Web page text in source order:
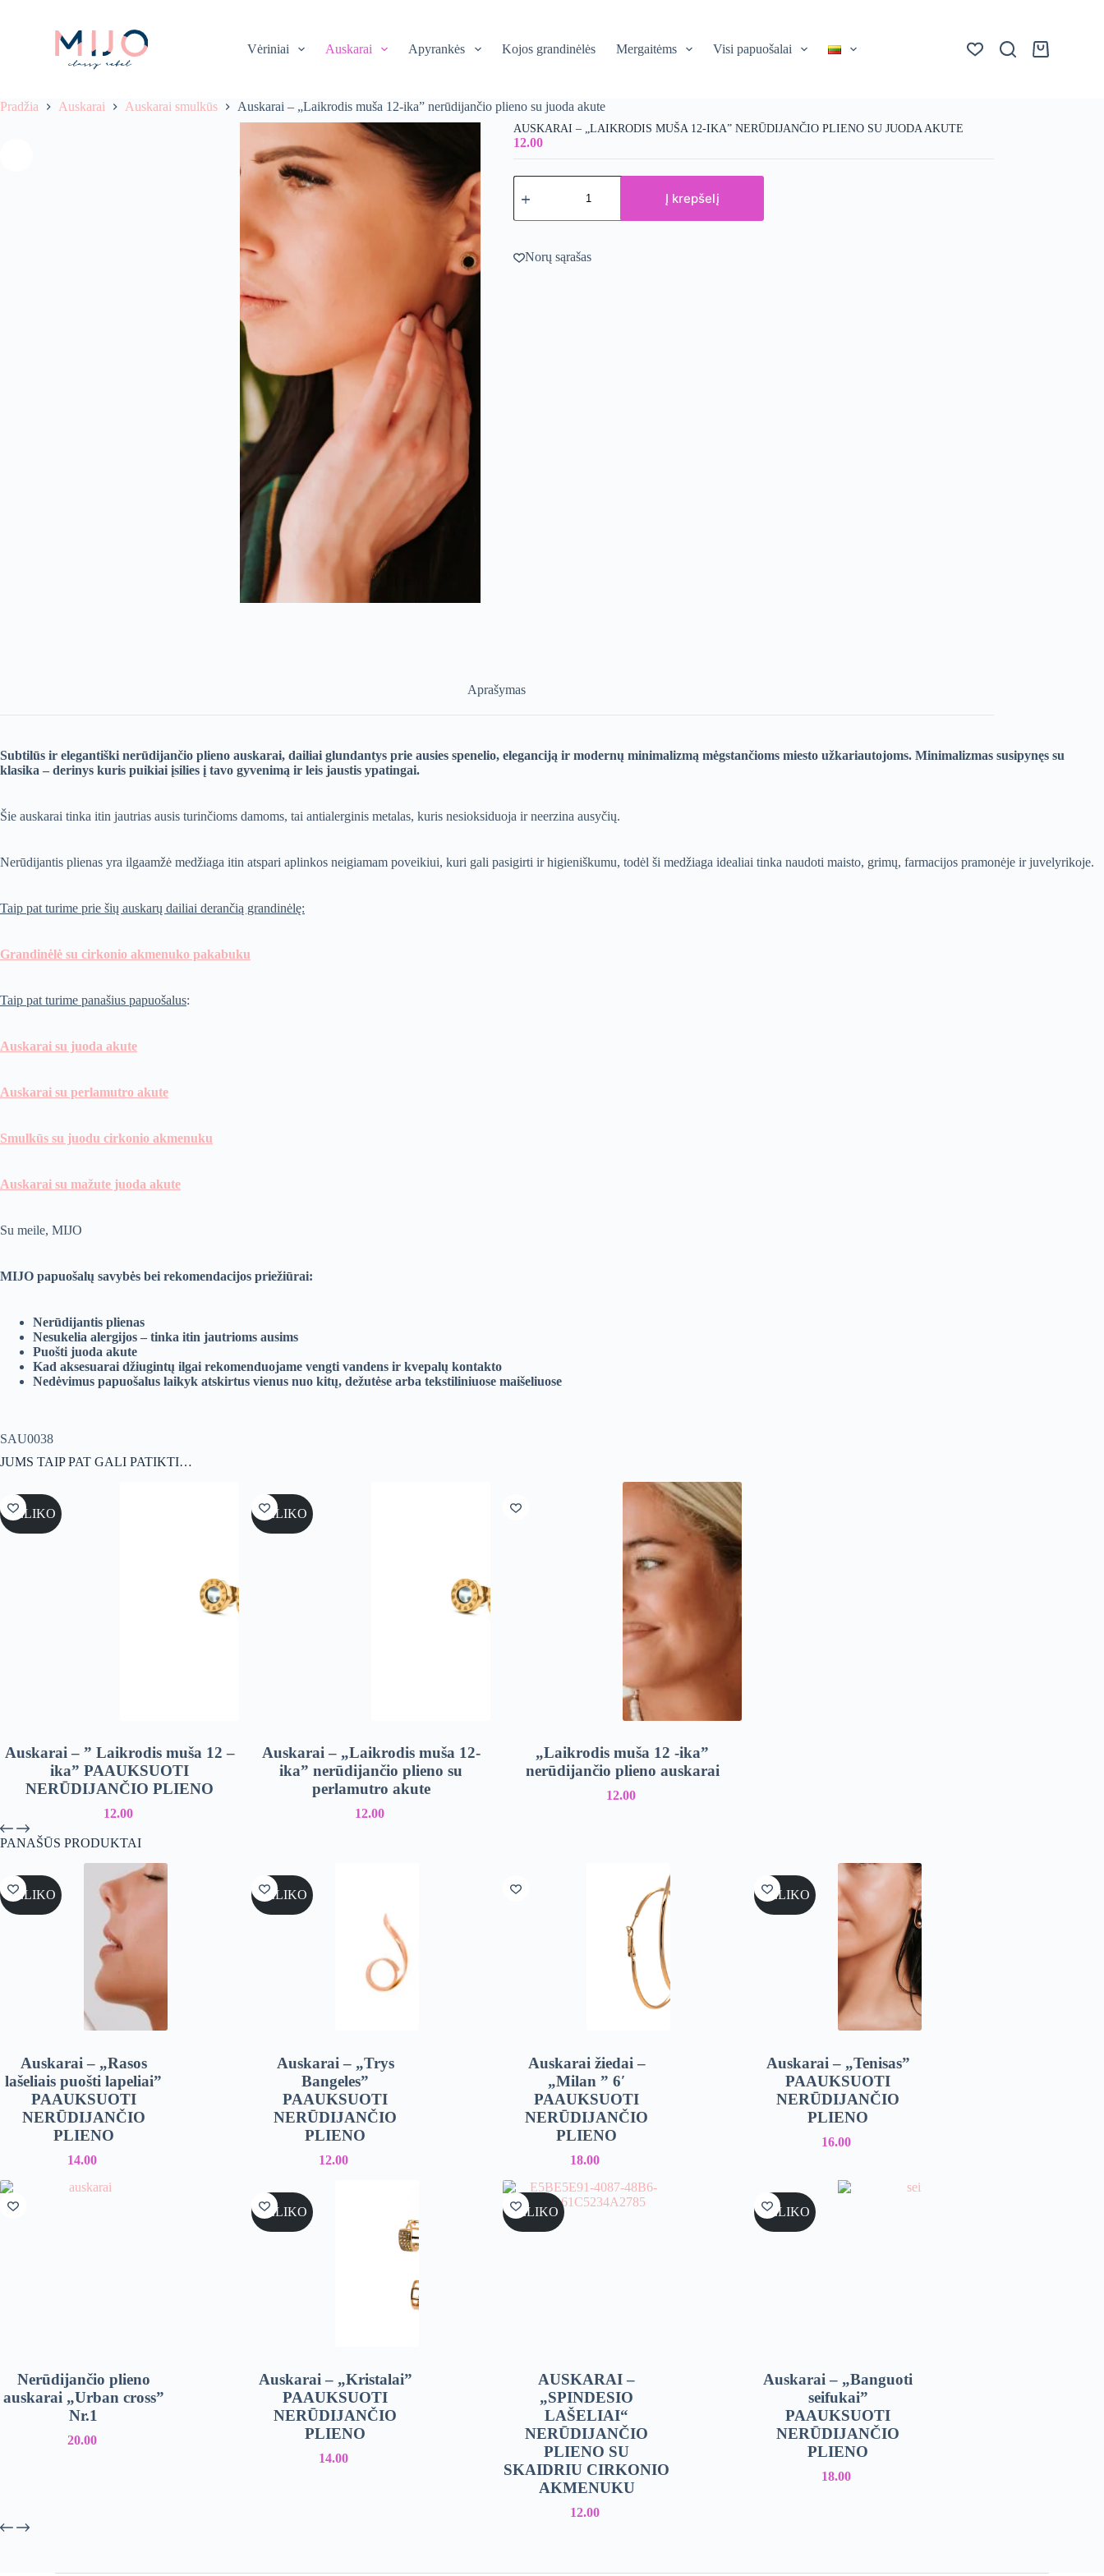
c
Vėriniai Auskarai Apyrankės Kojos grandinėlės Mergaitėms Visi papuošalai Krepšelis
Pradžia Auskarai Auskarai smulkūs Auskarai – „Laikrodis muša 12-ika” nerūdijančio plieno su juoda akute
AUSKARAI – „LAIKRODIS MUŠA 12-IKA” NERŪDIJANČIO PLIENO SU JUODA AKUTE
12.00
produkto
kiekis:
-
muša
12-
Į krepšelį
Norų sąrašas
Aprašymas
Subtilūs ir elegantiški nerūdijančio plieno auskarai, dailiai glundantys prie ausies spenelio, eleganciją ir modernų minimalizmą mėgstančioms miesto užkariautojoms. Minimalizmas susipynęs su
klasika – derinys kuris puikiai įsilies į tavo gyvenimą ir leis jaustis ypatingai.
Šie auskarai tinka itin jautrias ausis turinčioms damoms, tai antialerginis metalas, kuris nesioksiduoja ir neerzina ausyčių.
Nerūdijantis plienas yra ilgaamžė medžiaga itin atspari aplinkos neigiamam poveikiui, kuri gali pasigirti ir higieniškumu, todėl ši medžiaga idealiai tinka naudoti maisto, grimų, farmacijos pramonėje ir juvelyrikoje.
Taip pat turime prie šių auskarų dailiai derančią grandinėlę:
Grandinėlė su cirkonio akmenuko pakabuku
Taip pat turime panašius papuošalus:
Auskarai su juoda akute
Auskarai su perlamutro akute
Smulkūs su juodu cirkonio akmenuku
Auskarai su mažute juoda akute
Su meile, MIJO
MIJO papuošalų savybės bei rekomendacijos priežiūrai:
Nerūdijantis plienas
Nesukelia alergijos – tinka itin jautrioms ausims
Puošti juoda akute
Kad aksesuarai džiugintų ilgai rekomenduojame vengti vandens ir kvepalų kontakto
Nedėvimus papuošalus laikyk atskirtus vienus nuo kitų, dežutėse arba tekstiliniuose maišeliuose
SAU0038
JUMS TAIP PAT GALI PATIKTI…
NELIKO
Auskarai – ” Laikrodis muša 12 –
ika” PAAUKSUOTI
NERŪDIJANČIO PLIENO
12.00
NELIKO
Auskarai – „Laikrodis muša 12-
ika” nerūdijančio plieno su
perlamutro akute
12.00
„Laikrodis muša 12 -ika”
nerūdijančio plieno auskarai
12.00
PANAŠŪS PRODUKTAI
NELIKO
Auskarai – „Rasos
lašeliais puošti lapeliai”
PAAUKSUOTI
NERŪDIJANČIO
PLIENO
14.00
NELIKO
Auskarai – „Trys
Bangeles”
PAAUKSUOTI
NERŪDIJANČIO
PLIENO
12.00
Auskarai žiedai –
„Milan ” 6′
PAAUKSUOTI
NERŪDIJANČIO
PLIENO
18.00
NELIKO
Auskarai – „Tenisas”
PAAUKSUOTI
NERŪDIJANČIO
PLIENO
16.00
Nerūdijančio plieno
auskarai „Urban cross”
Nr.1
20.00
NELIKO
Auskarai – „Kristalai”
PAAUKSUOTI
NERŪDIJANČIO
PLIENO
14.00
NELIKO
AUSKARAI –
„SPINDESIO
LAŠELIAI“
NERŪDIJANČIO
PLIENO SU
SKAIDRIU CIRKONIO
AKMENUKU
12.00
NELIKO
Auskarai – „Banguoti
seifukai”
PAAUKSUOTI
NERŪDIJANČIO
PLIENO
18.00